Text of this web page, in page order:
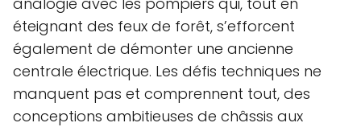
éteignant des feux de forêt, s’efforcent
également de démonter une ancienne
centrale électrique. Les défis techniques ne
manquent pas et comprennent tout, des
conceptions ambitieuses de châssis aux